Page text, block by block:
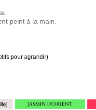
peint à la main.
pour agrandir)